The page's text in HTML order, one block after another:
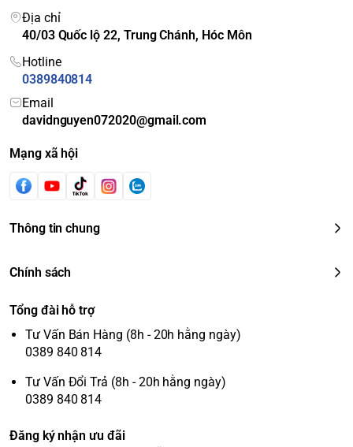
Địa chỉ
40/03 Quốc lộ 22, Trung Chánh, Hóc Môn
Hotline
0389840814
Email
davidnguyen072020@gmail.com
Mạng xã hội
Thông tin chung
Chính sách
Tổng đài hỗ trợ
Tư Vấn Bán Hàng (8h - 20h hằng ngày)
0389 840 814
Tư Vấn Đổi Trả (8h - 20h hằng ngày)
0389 840 814
Đăng ký nhận ưu đãi